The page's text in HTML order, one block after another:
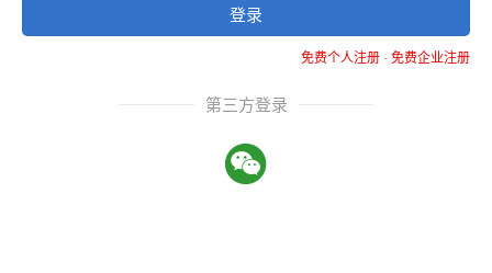
登录
免费个人注册-免费企业注册
第三方登录